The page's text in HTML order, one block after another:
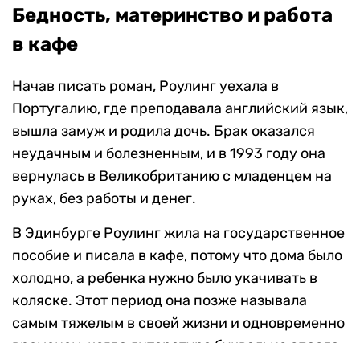
Бедность, материнство и работа
в кафе
Начав писать роман, Роулинг уехала в
Португалию, где преподавала английский язык,
вышла замуж и родила дочь. Брак оказался
неудачным и болезненным, и в 1993 году она
вернулась в Великобританию с младенцем на
руках, без работы и денег.
В Эдинбурге Роулинг жила на государственное
пособие и писала в кафе, потому что дома было
холодно, а ребенка нужно было укачивать в
коляске. Этот период она позже называла
самым тяжелым в своей жизни и одновременно